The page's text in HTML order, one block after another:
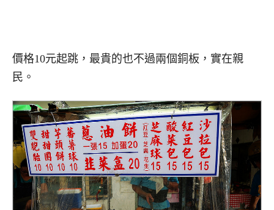
價格10元起跳，最貴的也不過兩個銅板，實在親
民。